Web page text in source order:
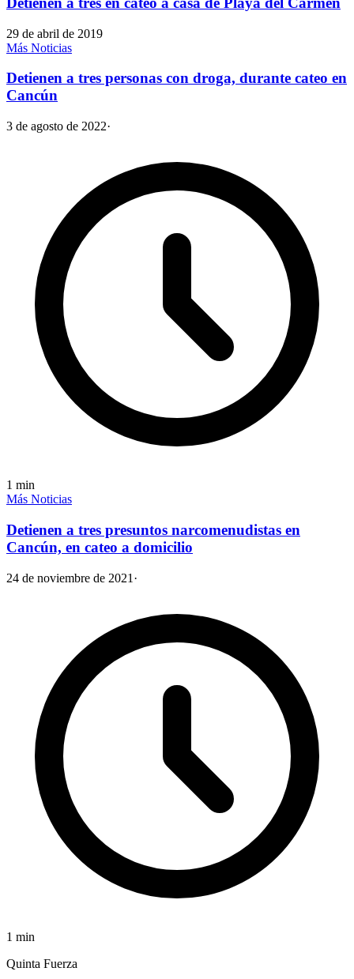
29 de abril de 2019
Más Noticias
Detienen a tres personas con droga, durante cateo en
Cancún
3 de agosto de 2022·
1 min
Más Noticias
Detienen a tres presuntos narcomenudistas en
Cancún, en cateo a domicilio
24 de noviembre de 2021 ·
1 min
Quinta Fuerza